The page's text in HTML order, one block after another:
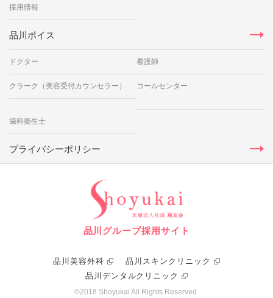
採用情報
品川ボイス
ドクター 看護師
クラーク（美容受付カウンセラー） コールセンター
歯科衛生士
プライバシーポリシー
品川グループ採用サイト
品川美容外科
品川スキンクリニック
品川デンタルクリニック
©2018 Shoyukai All Rights Reserved.